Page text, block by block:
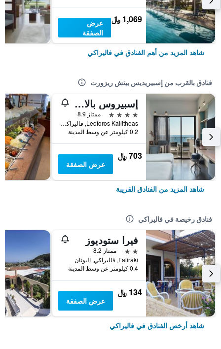
1,069 ﷼
عرض
الصفقة
شاهد المزيد من أهم الفنادق في فاليراكي
فنادق بالقرب من إسبيريديس بيتش ريزورت
إسبيروس بالاس ريزورت آند سبا
4 نجوم
ممتاز 8.9
Leoforos Kallitheas, فاليراكي, اليونان
0.2 كيلومتر عن وسط المدينة
703 ﷼
عرض الصفقة
شاهد المزيد من الفنادق القريبة
فنادق رخيصة في فاليراكي
فيرا ستوديوز
2 نجمتين
ممتاز 8.2
Faliraki, فاليراكي, اليونان
0.4 كيلومتر عن وسط المدينة
134 ﷼
عرض الصفقة
شاهد أرخص الفنادق في فاليراكي